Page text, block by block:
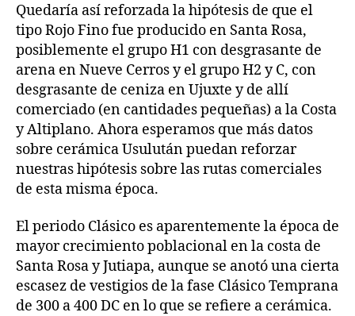
Quedaría así reforzada la hipótesis de que el
tipo Rojo Fino fue producido en Santa Rosa,
posiblemente el grupo H1 con desgrasante de
arena en Nueve Cerros y el grupo H2 y C, con
desgrasante de ceniza en Ujuxte y de allí
comerciado (en cantidades pequeñas) a la Costa
y Altiplano. Ahora esperamos que más datos
sobre cerámica Usulután puedan reforzar
nuestras hipótesis sobre las rutas comerciales
de esta misma época.
El periodo Clásico es aparentemente la época de
mayor crecimiento poblacional en la costa de
Santa Rosa y Jutiapa, aunque se anotó una cierta
escasez de vestigios de la fase Clásico Temprana
de 300 a 400 DC en lo que se refiere a cerámica.